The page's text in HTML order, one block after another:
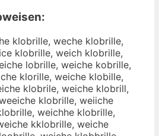
klobrille, weche klobrille,
klobrille, weich klobrille,
lobrille, weiche kobrille,
klorille, weiche klobille,
klobrile, weiche klobrill,
klobrille, weiiche
weichhe klobrille,
kklobrille, weiche